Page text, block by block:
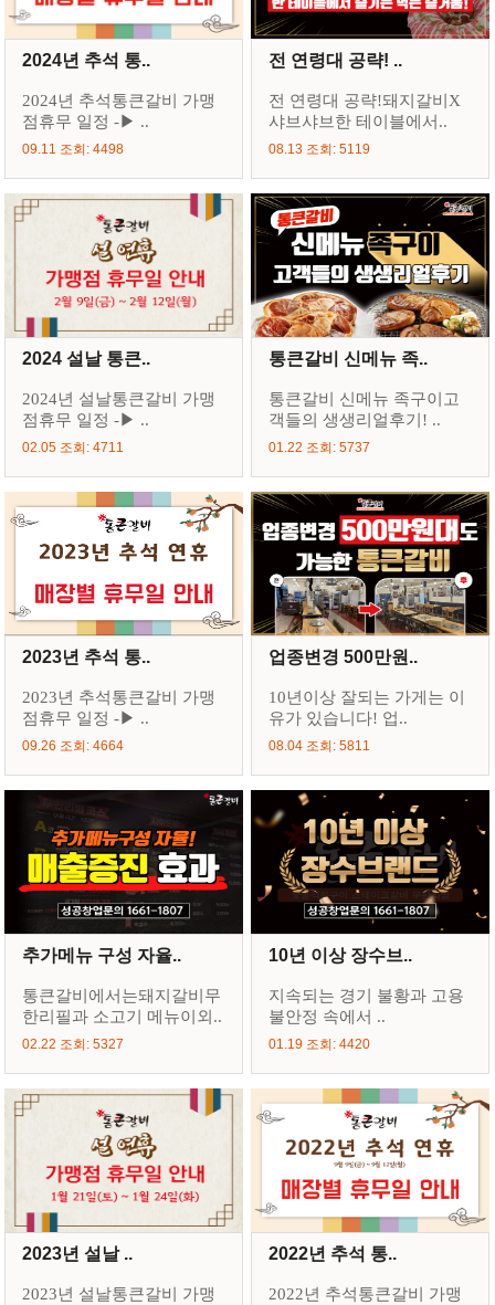
2024년 추석 통..
2024년 추석통큰갈비 가맹
점휴무 일정 -▶ ..
09.11 조회: 4498
전 연령대 공략! ..
전 연령대 공략!돼지갈비X
샤브샤브한 테이블에서..
08.13 조회: 5119
2024 설날 통큰..
2024년 설날통큰갈비 가맹
점휴무 일정 -▶ ..
02.05 조회: 4711
통큰갈비 신메뉴 족..
통큰갈비 신메뉴 족구이고
객들의 생생리얼후기! ..
01.22 조회: 5737
2023년 추석 통..
2023년 추석통큰갈비 가맹
점휴무 일정 -▶ ..
09.26 조회: 4664
업종변경 500만원..
10년이상 잘되는 가게는 이
유가 있습니다! 업..
08.04 조회: 5811
추가메뉴 구성 자율..
통큰갈비에서는돼지갈비무
한리필과 소고기 메뉴이외..
02.22 조회: 5327
10년 이상 장수브..
지속되는 경기 불황과 고용
불안정 속에서 ..
01.19 조회: 4420
2023년 설날 ..
2023년 설날통큰갈비 가맹
2022년 추석 통..
2022년 추석통큰갈비 가맹